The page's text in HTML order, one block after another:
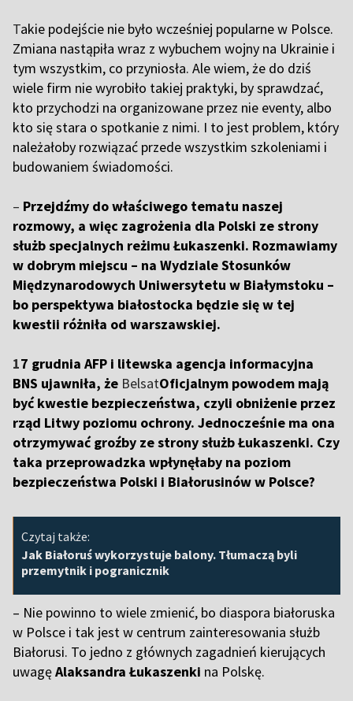
Takie podejście nie było wcześniej popularne w Polsce.
Zmiana nastąpiła wraz z wybuchem wojny na Ukrainie i
tym wszystkim, co przyniosła. Ale wiem, że do dziś
wiele firm nie wyrobiło takiej praktyki, by sprawdzać,
kto przychodzi na organizowane przez nie eventy, albo
kto się stara o spotkanie z nimi. I to jest problem, który
należałoby rozwiązać przede wszystkim szkoleniami i
budowaniem świadomości.
– Przejdźmy do właściwego tematu naszej
rozmowy, a więc zagrożenia dla Polski ze strony
służb specjalnych reżimu Łukaszenki. Rozmawiamy
w dobrym miejscu – na Wydziale Stosunków
Międzynarodowych Uniwersytetu w Białymstoku –
bo perspektywa białostocka będzie się w tej
kwestii różniła od warszawskiej.
17 grudnia AFP i litewska agencja informacyjna
BNS ujawniła, że BelsatOficjalnym powodem mają
być kwestie bezpieczeństwa, czyli obniżenie przez
rząd Litwy poziomu ochrony. Jednocześnie ma ona
otrzymywać groźby ze strony służb Łukaszenki. Czy
taka przeprowadzka wpłynęłaby na poziom
bezpieczeństwa Polski i Białorusinów w Polsce?
Czytaj także:
Jak Białoruś wykorzystuje balony. Tłumaczą byli
przemytnik i pogranicznik
– Nie powinno to wiele zmienić, bo diaspora białoruska
w Polsce i tak jest w centrum zainteresowania służb
Białorusi. To jedno z głównych zagadnień kierujących
uwagęAlaksandra Łukaszenki na Polskę.